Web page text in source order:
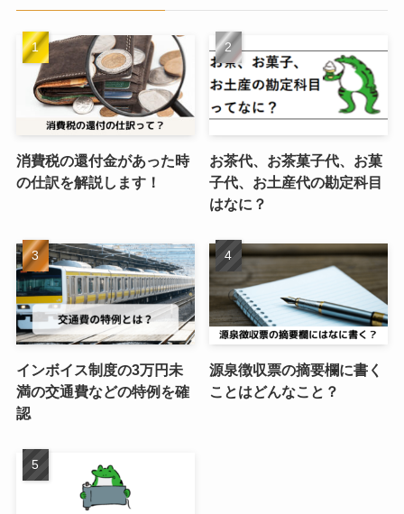
消費税の還付金があった時
の仕訳を解説します！
お茶代、お茶菓子代、お菓
子代、お土産代の勘定科目
はなに？
インボイス制度の3万円未
満の交通費などの特例を確
認
源泉徴収票の摘要欄に書く
ことはどんなこと？